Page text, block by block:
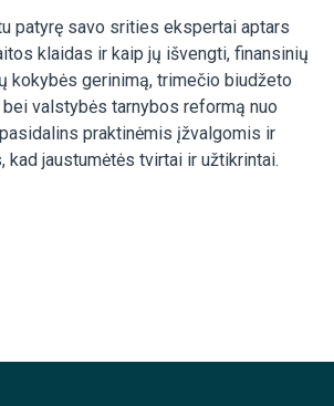
patyrę savo srities ekspertai aptars
klaidas ir kaip jų išvengti, finansinių
kokybės gerinimą, trimečio biudžeto
valstybės tarnybos reformą nuo
praktinėmis įžvalgomis ir
kad jaustumėtės tvirtai ir užtikrintai.